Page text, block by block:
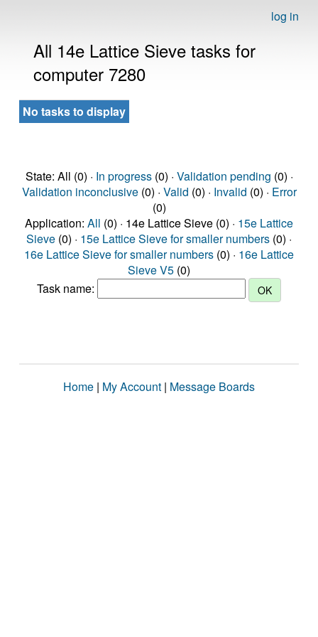
log in
All 14e Lattice Sieve tasks for
computer 7280
No tasks to display
State: All (0) · In progress(0) · Validation pending (0) ·
Validation inconclusive(0) · Valid (0) · Invalid (0) · Error
(0)
Application: All (0) · 14e Lattice Sieve (0) · 15e Lattice
Sieve (0) · 15e Lattice Sieve for smaller numbers (0) ·
16e Lattice Sieve for smaller numbers (0) · 16e Lattice
Sieve V5 (0)
Task name:
Home | My Account | Message Boards